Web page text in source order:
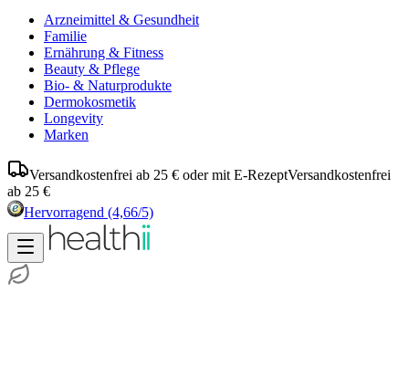
Arzneimittel & Gesundheit
Familie
Ernährung & Fitness
Beauty & Pflege
Bio- & Naturprodukte
Dermokosmetik
Longevity
Marken
Versandkostenfrei ab 25 € oder mit E-RezeptVersandkostenfrei
ab 25 €
Hervorragend (4,66/5)